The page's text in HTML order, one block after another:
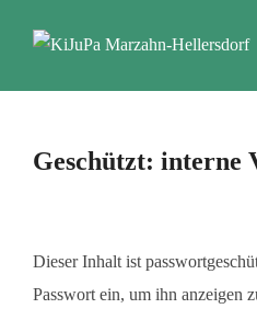
Inhalt
Geschützt: interne
Dieser Inhalt ist
Passwort ein, um ihn anzeigen